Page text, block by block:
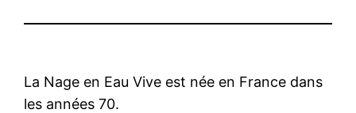
La Nage en Eau Vive est née en France dans
les années 70.